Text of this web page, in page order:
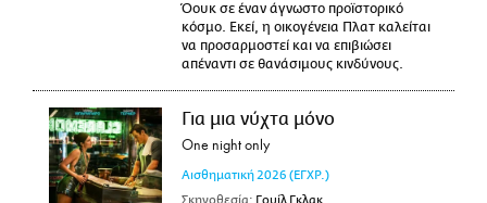
Όουκ σε έναν άγνωστο προϊστορικό
κόσμο. Εκεί, η οικογένεια Πλατ καλείται
να προσαρμοστεί και να επιβιώσει
απέναντι σε θανάσιμους κινδύνους.
Για μια νύχτα μόνο
One night only
Αισθηματική 2026 (ΕΓΧΡ.)
Σκηνοθεσία: Γουίλ Γκλακ